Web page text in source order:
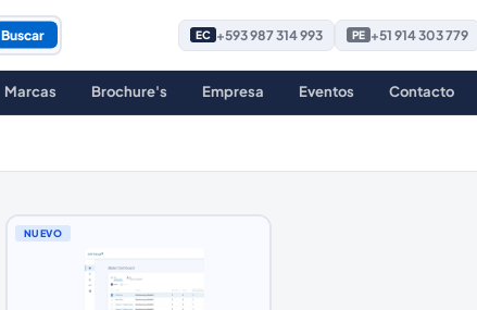
Buscar EC +593 987 314 993 PE +51 914 303 779
Marcas Brochure's Empresa Eventos Contacto
NUEVO